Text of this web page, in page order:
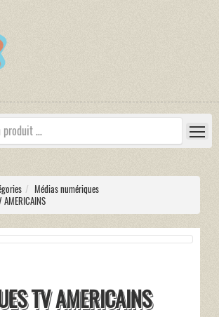
Médias numériques
AMERICAINS
TV AMERICAINS